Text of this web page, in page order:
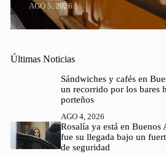
AGO 5, 2026
Últimas Noticias
Sándwiches y cafés en
un recorrido por los bares
porteños
AGO 4, 2026
Rosalía ya está en Buenos
fue su llegada bajo un
de seguridad